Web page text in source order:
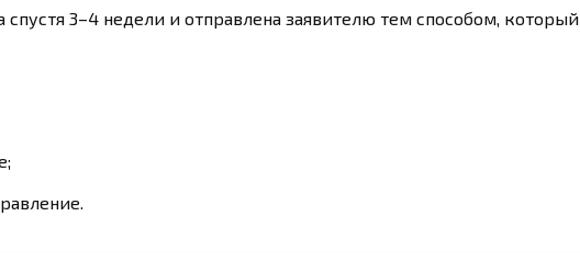
спустя 3–4 недели и отправлена заявителю тем способом, который